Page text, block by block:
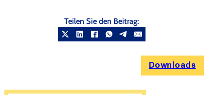
Teilen Sie den Beitrag:
Downloads